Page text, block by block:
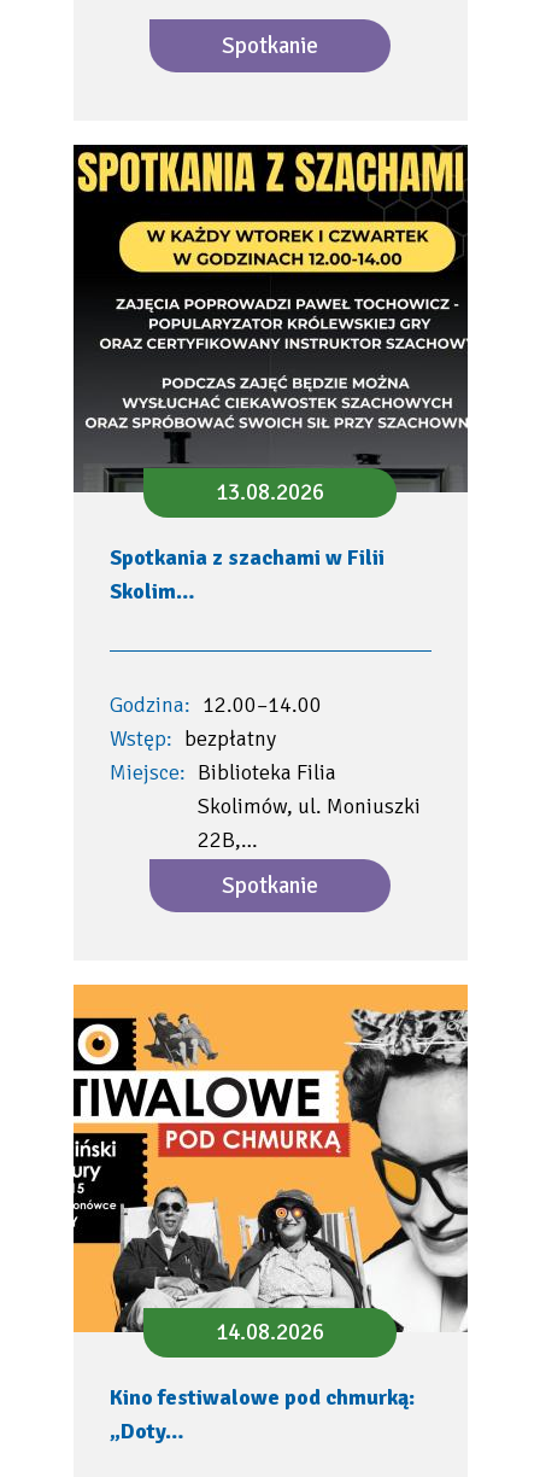
Spotkanie
13.08.2026
Spotkania z szachami w Filii
Skolim…
Godzina: 12.00–14.00
Wstęp: bezpłatny
Miejsce: Biblioteka Filia
Skolimów, ul. Moniuszki
22B,…
Spotkanie
14.08.2026
Kino festiwalowe pod chmurką:
„Doty…